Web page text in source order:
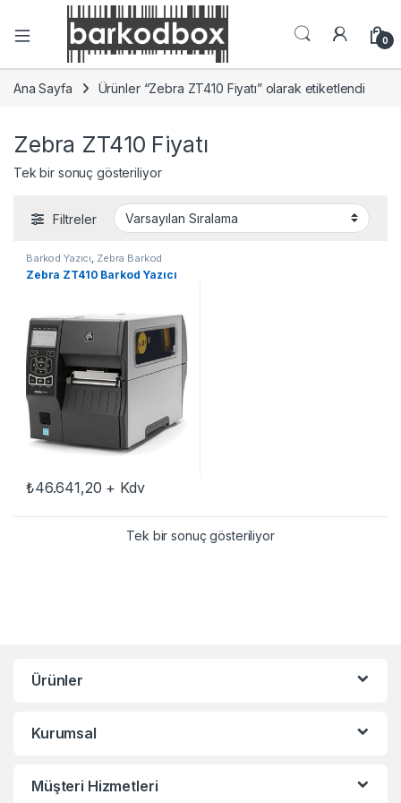
0
Ana Sayfa Ürünler “Zebra ZT410 Fiyatı” olarak etiketlendi
Zebra ZT410 Fiyatı
Tek bir sonuç gösteriliyor
Filtreler
Barkod Yazıcı Zebra Barkod
Zebra ZT410 Barkod Yazıcı
₺46.641,20 + Kdv
Tek bir sonuç gösteriliyor
Ürünler
Kurumsal
Müşteri Hizmetleri